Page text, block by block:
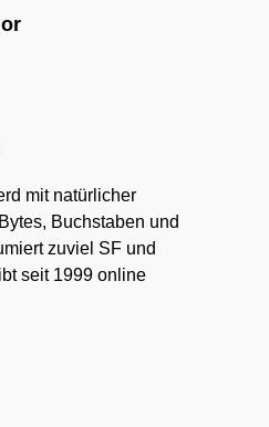
mit natürlicher
Buchstaben und
zuviel SF und
seit 1999 online